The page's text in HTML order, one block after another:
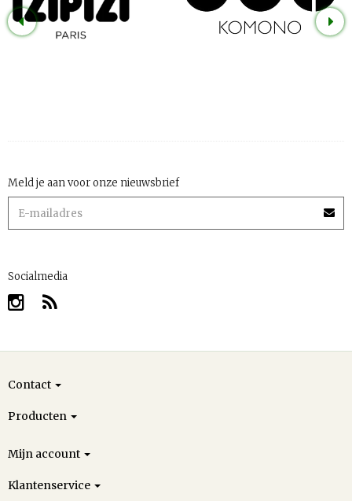
Meld je aan voor onze nieuwsbrief
Socialmedia
Contact
Producten
Mijn account
Klantenservice